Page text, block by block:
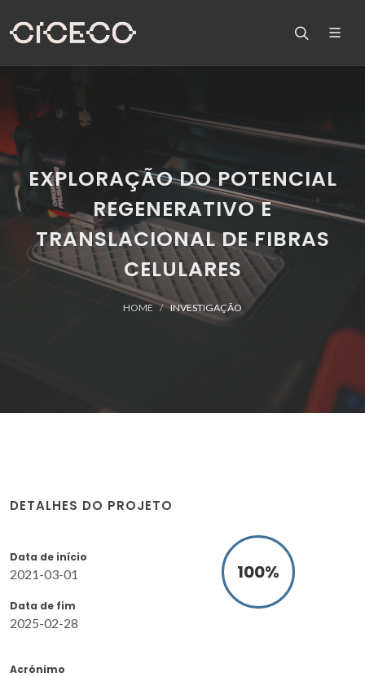
EXPLORAÇÃO DO POTENCIAL
REGENERATIVO E
TRANSLACIONAL DE FIBRAS
CELULARES
HOME INVESTIGAÇÃO
DETALHES DO PROJETO
Data de início
2021-03-01
Data de fim
2025-02-28
100%
Acrónimo